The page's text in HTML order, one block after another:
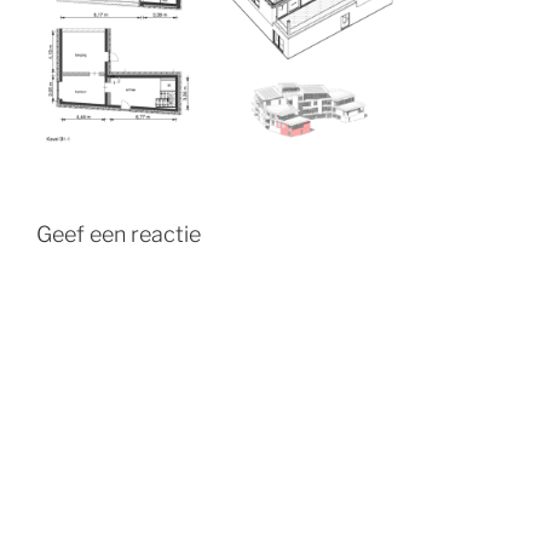
Geef een reactie